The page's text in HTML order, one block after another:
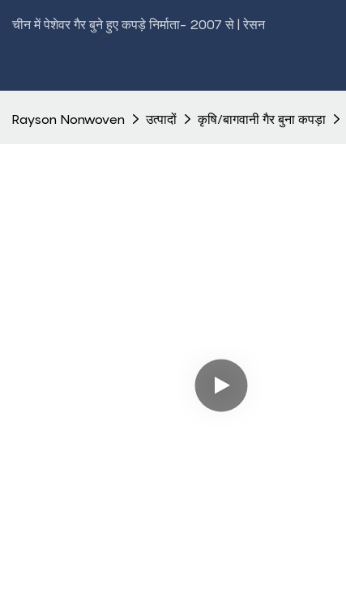
चीन में पेशेवर गैर बुने हुए कपड़े निर्माता- 2007 से | रेसन
Rayson Nonwoven उत्पादों कृषि/बागवानी गैर बुना कपड़ा